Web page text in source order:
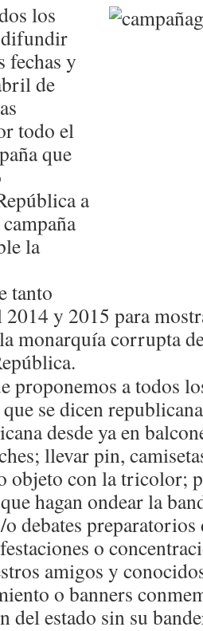
los
fechas y
de
todo el
que
a
la
tanto
y 2015 para
monarquía corrupta
proponemos a todos
se dicen
desde ya en
llevar pin,
objeto con la tricolor;
hagan ondear la
o debates
o
amigos y
o banners
del estado sin su